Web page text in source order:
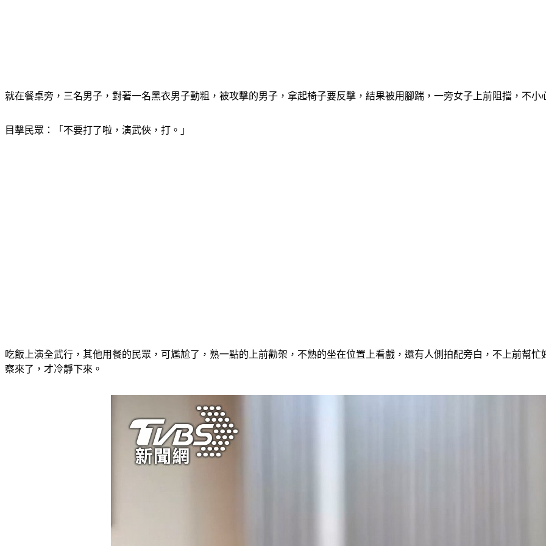
就在餐桌旁，三名男子，對著一名黑衣男子動粗，被攻擊的男子，拿起椅子要反擊，結果被用腳踹，一旁女子上前阻擋，不小
目擊民眾：「不要打了啦，演武俠，打。」
吃飯上演全武行，其他用餐的民眾，可尷尬了，熟一點的上前勸架，不熟的坐在位置上看戲，還有人側拍配旁白，不上前幫
察來了，才冷靜下來。